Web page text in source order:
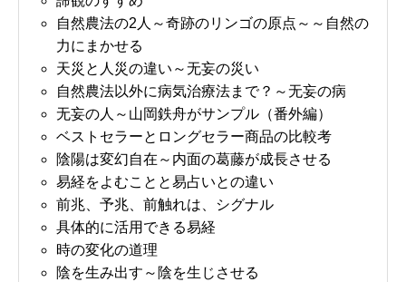
自然農法の2人～奇跡のリンゴの原点～～自然の
力にまかせる
天災と人災の違い～无妄の災い
自然農法以外に病気治療法まで？～无妄の病
无妄の人～山岡鉄舟がサンプル（番外編）
ベストセラーとロングセラー商品の比較考
陰陽は変幻自在～内面の葛藤が成長させる
易経をよむことと易占いとの違い
前兆、予兆、前触れは、シグナル
具体的に活用できる易経
時の変化の道理
陰を生み出す～陰を生じさせる